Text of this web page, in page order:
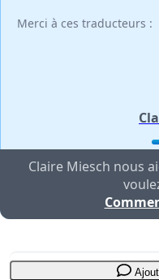
Merci à ces traducteurs :
Claire Miesch nous